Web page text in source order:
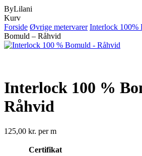
ByLilani
KurvClose
Cart
Forside Øvrige metervarer Interlock 100%
Bomuld – Råhvid
Interlock 100 %
Råhvid
125,00 kr. per m
Certifikat